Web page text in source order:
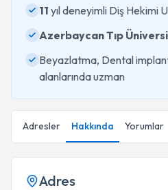
11 yıl deneyimli Diş Hekimi
Azerbaycan Tıp
Beyazlatma, Dental
alanlarında uzman
Adresler Hakkında Yorumlar
Adres